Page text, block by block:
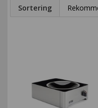
Sortering